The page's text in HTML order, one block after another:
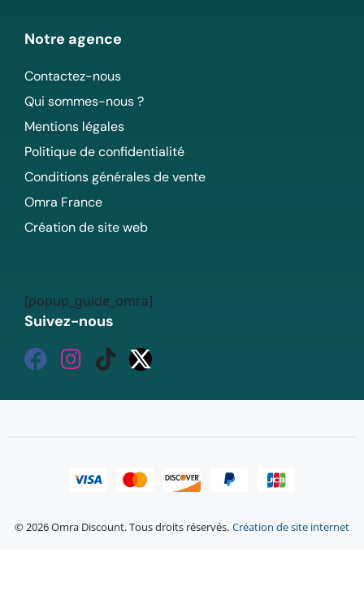
Notre agence
Contactez-nous
Qui sommes-nous ?
Mentions légales
Politique de confidentialité
Conditions générales de vente
Omra France
Création de site web
[popup_guide_omra]
Suivez-nous
© 2026 Omra Discount. Tous droits réservés. Création de site internet